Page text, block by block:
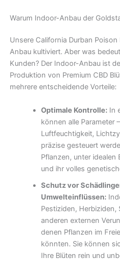
Warum Indoor-Anbau der
Unsere California Durban
Anbau kultiviert. Aber was
Kunden? Der Indoor-Anbau ist
Produktion von Premium CBD
mehrere entscheidende Vorteile:
Optimale Kontrolle:In
können alle Parameter
Luftfeuchtigkeit,
präzise gesteuert
Pflanzen, unter
und ihr volles
Schutz vor
Umwelteinflüssen:
Pestiziden, Herbiziden,
anderen externen
denen Pflanzen im
könnten. Sie können
Ihre Blüten rein und